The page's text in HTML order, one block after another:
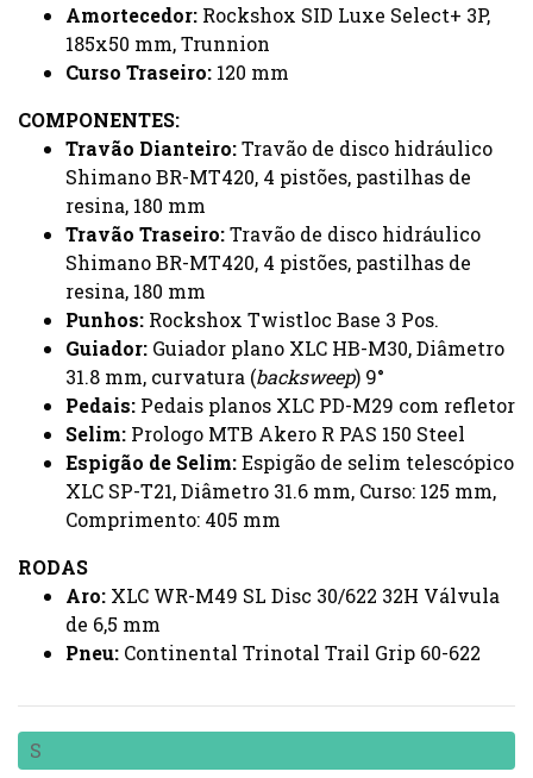
Amortecedor: Rockshox SID Luxe Select+ 3P,
185x50 mm, Trunnion
Curso Traseiro: 120 mm
COMPONENTES:
Travão Dianteiro:Travão de disco hidráulico
Shimano BR-MT420, 4 pistões, pastilhas de
resina, 180 mm
Travão Traseiro:Travão de disco hidráulico
Shimano BR-MT420, 4 pistões, pastilhas de
resina, 180 mm
Punhos: Rockshox Twistloc Base 3 Pos.
Guiador: Guiador plano XLC HB-M30, Diâmetro
31.8 mm, curvatura (backsweep) 9°
Pedais: Pedais planos XLC PD-M29 com refletor
Selim: Prologo MTB Akero R PAS 150 Steel
Espigão de Selim:Espigão de selim telescópico
XLC SP-T21, Diâmetro 31.6 mm, Curso: 125 mm,
Comprimento: 405 mm
RODAS
Aro: XLC WR-M49 SL Disc 30/622 32H Válvula
de 6,5 mm
Pneu: Continental Trinotal Trail Grip 60-622
S